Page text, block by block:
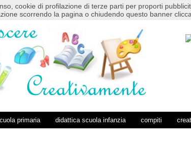
COMMENTS RSS
primaria didattica scuola infanzia compiti
cookie di profilazione di terze parti per proporti
scorrendo la pagina o chiudendo questo banner